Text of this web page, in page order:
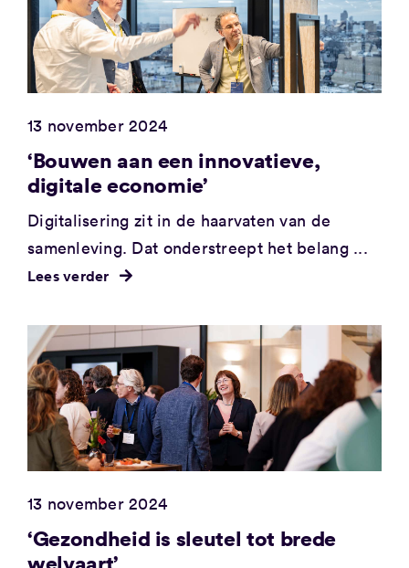
13 november 2024
‘Bouwen aan een innovatieve,
digitale economie’
Digitalisering zit in de haarvaten van de
samenleving. Dat onderstreept het belang ...
Lees verder
13 november 2024
‘Gezondheid is sleutel tot brede
welvaart’